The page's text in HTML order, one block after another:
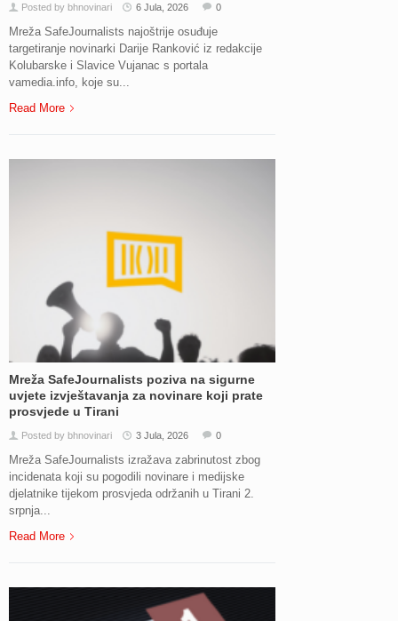
Posted by bhnovinari 6 Jula, 2026 0
Mreža SafeJournalists najoštrije osuđuje
targetiranje novinarki Darije Ranković iz redakcije
Kolubarske i Slavice Vujanac s portala
vamedia.info, koje su...
Read More
Mreža SafeJournalists poziva na sigurne
uvjete izvještavanja za novinare koji prate
prosvjede u Tirani
Posted by bhnovinari 3 Jula, 2026 0
Mreža SafeJournalists izražava zabrinutost zbog
incidenata koji su pogodili novinare i medijske
djelatnike tijekom prosvjeda održanih u Tirani 2.
srpnja...
Read More